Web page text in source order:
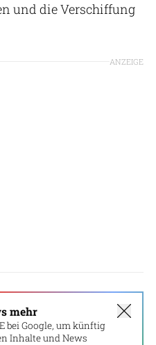
und die Verschiffung
ANZEIGE
mehr
bei Google, um künftig
Inhalte und News